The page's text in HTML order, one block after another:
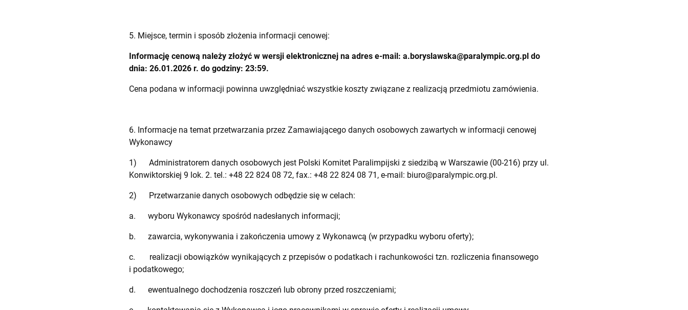
5. Miejsce, termin i sposób złożenia informacji cenowej:
Informację cenową należy złożyć w wersji elektronicznej na adres e-mail: a.boryslawska@paralympic.org.pl do
dnia: 26.01.2026 r. do godziny: 23:59.
Cena podana w informacji powinna uwzględniać wszystkie koszty związane z realizacją przedmiotu zamówienia.
6. Informacje na temat przetwarzania przez Zamawiającego danych osobowych zawartych w informacji cenowej
Wykonawcy
1) Administratorem danych osobowych jest Polski Komitet Paralimpijski z siedzibą w Warszawie (00-216) przy ul.
Konwiktorskiej 9 lok. 2. tel.: +48 22 824 08 72, fax.: +48 22 824 08 71, e-mail: biuro@paralympic.org.pl.
2) Przetwarzanie danych osobowych odbędzie się w celach:
a. wyboru Wykonawcy spośród nadesłanych informacji;
b. zawarcia, wykonywania i zakończenia umowy z Wykonawcą (w przypadku wyboru oferty);
c. realizacji obowiązków wynikających z przepisów o podatkach i rachunkowości tzn. rozliczenia finansowego
i podatkowego;
d. ewentualnego dochodzenia roszczeń lub obrony przed roszczeniami;